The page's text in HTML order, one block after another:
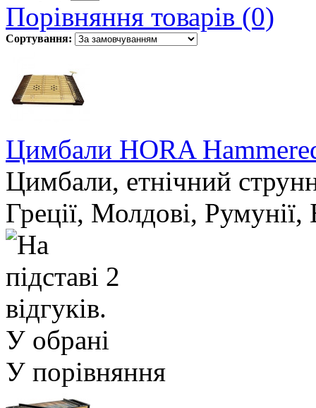
Порівняння товарів (0)
Сортування:
Цимбали HORA
Цимбали, етнічний
Греції, Молдові, Румунії,
У обрані
У порівняння